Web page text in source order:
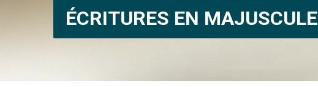
ÉCRITURES EN MAJUSCULE